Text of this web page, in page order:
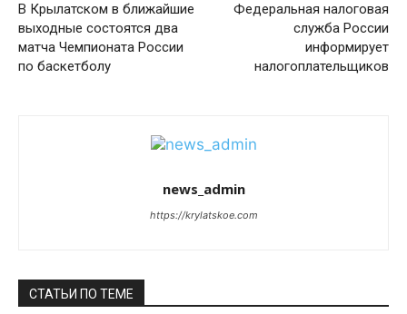
В Крылатском в ближайшие
выходные состоятся два
матча Чемпионата России
по баскетболу
Федеральная налоговая
служба России
информирует
налогоплательщиков
news_admin
https://krylatskoe.com
СТАТЬИ ПО ТЕМЕ